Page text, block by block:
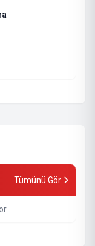
Tümünü Gör